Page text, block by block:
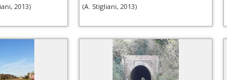
2013)
(A. Stigliani, 2013)